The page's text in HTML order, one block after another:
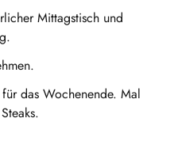
Mittagstisch und
das Wochenende. Mal